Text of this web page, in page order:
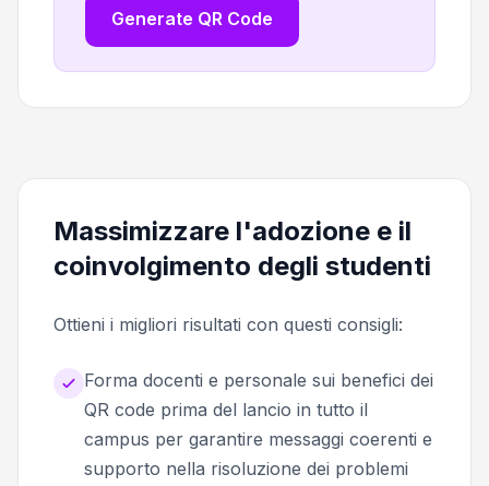
Generate QR Code
Massimizzare l'adozione e il
coinvolgimento degli studenti
Ottieni i migliori risultati con questi consigli:
Forma docenti e personale sui benefici dei
QR code prima del lancio in tutto il
campus per garantire messaggi coerenti e
supporto nella risoluzione dei problemi